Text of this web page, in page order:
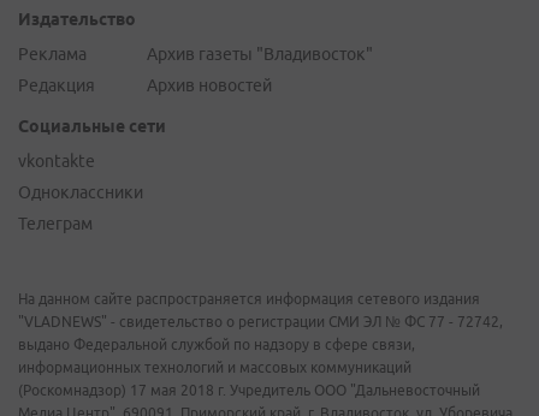
Издательство
Реклама
Редакция
Архив газеты "Владивосток"
Архив новостей
Социальные сети
vkontakte
Одноклассники
Телеграм
На данном сайте распространяется информация сетевого издания
"VLADNEWS" - свидетельство о регистрации СМИ ЭЛ № ФС 77 - 72742,
выдано Федеральной службой по надзору в сфере связи,
информационных технологий и массовых коммуникаций
(Роскомнадзор) 17 мая 2018 г. Учредитель ООО "Дальневосточный